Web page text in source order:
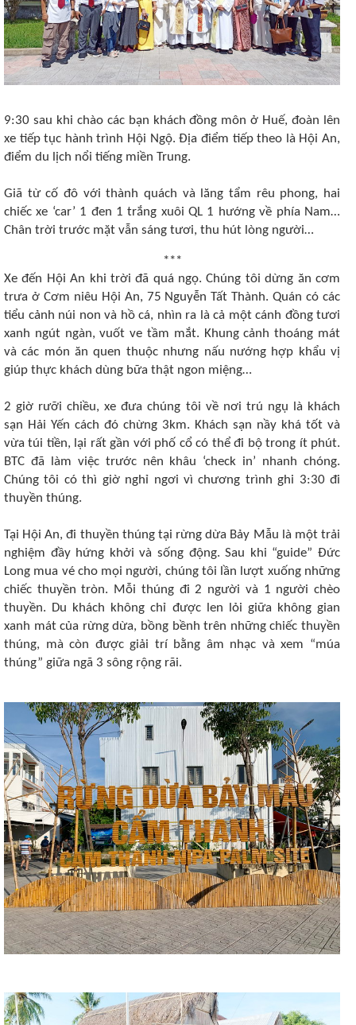
9:30 sau khi chào các bạn khách đồng môn ở Huế, đoàn lên
xe tiếp tục hành trình Hội Ngộ. Địa điểm tiếp theo là Hội An,
điểm du lịch nổi tiếng miền Trung.
Giã từ cố đô với thành quách và lăng tẩm rêu phong, hai
chiếc xe ‘car’ 1 đen 1 trắng xuôi QL 1 hướng về phía Nam…
Chân trời trước mặt vẫn sáng tươi, thu hút lòng người…
***
Xe đến Hội An khi trời đã quá ngọ. Chúng tôi dừng ăn cơm
trưa ở Cơm niêu Hội An, 75 Nguyễn Tất Thành. Quán có các
tiểu cảnh núi non và hồ cá, nhìn ra là cả một cánh đồng tươi
xanh ngút ngàn, vuốt ve tầm mắt. Khung cảnh thoáng mát
và các món ăn quen thuộc nhưng nấu nướng hợp khẩu vị
giúp thực khách dùng bữa thật ngon miệng…
2 giờ rưỡi chiều, xe đưa chúng tôi về nơi trú ngụ là khách
sạn Hải Yến cách đó chừng 3km. Khách sạn nầy khá tốt và
vừa túi tiền, lại rất gần với phố cổ có thể đi bộ trong ít phút.
BTC đã làm việc trước nên khâu ‘check in’ nhanh chóng.
Chúng tôi có thì giờ nghỉ ngơi vì chương trình ghi 3:30 đi
thuyền thúng.
Tại Hội An, đi thuyền thúng tại rừng dừa Bảy Mẫu là một trải
nghiệm đầy hứng khởi và sống động. Sau khi “guide” Đức
Long mua vé cho mọi người, chúng tôi lần lượt xuống những
chiếc thuyền tròn. Mỗi thúng đi 2 người và 1 người chèo
thuyền. Du khách không chỉ được len lỏi giữa không gian
xanh mát của rừng dừa, bồng bềnh trên những chiếc thuyền
thúng, mà còn được giải trí bằng âm nhạc và xem “múa
thúng” giữa ngã 3 sông rộng rãi.